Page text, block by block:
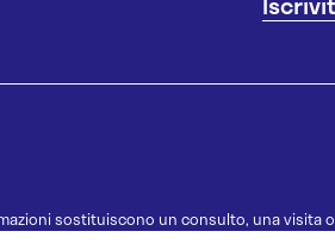
sostituiscono un consulto, una visita o
per la formulazione di una diagnosi, la